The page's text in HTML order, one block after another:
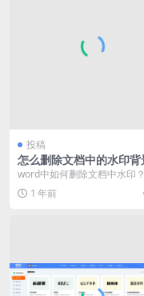
投稿
怎么删除文档中的水印背
word中如何删除文档中水印
种方法不仅能删除也能修改水
首先要知道...
1 年前